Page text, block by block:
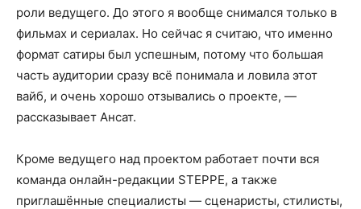
роли ведущего. До этого я вообще снимался только в
фильмах и сериалах. Но сейчас я считаю, что именно
формат сатиры был успешным, потому что большая
часть аудитории сразу всё понимала и ловила этот
вайб, и очень хорошо отзывались о проекте, —
рассказывает Ансат.
Кроме ведущего над проектом работает почти вся
команда онлайн-редакции STEPPE, а также
приглашённые специалисты — сценаристы, стилисты,